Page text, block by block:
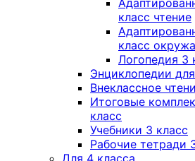
класс чтение
класс
Логопедия 3
Энциклопедии
Внеклассное
Итоговые
класс
Учебники 3 класс
Рабочие тетради
Для 4 класса